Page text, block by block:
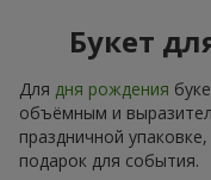
Букет
Для дня рождения
объёмным и
праздничной
подарок для события.